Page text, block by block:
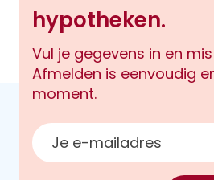
hypotheken.
Vul je gegevens in en
Afmelden is eenvoudig
moment.
E-mailadres